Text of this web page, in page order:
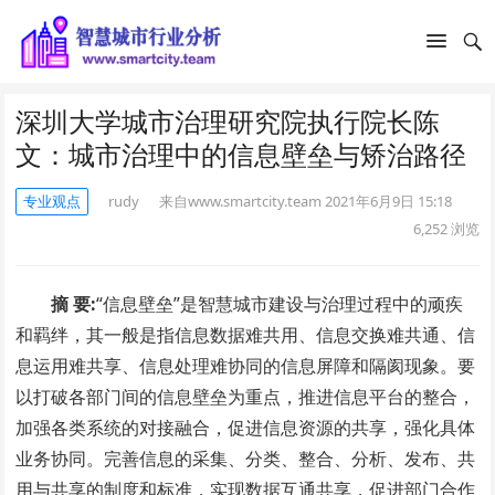
深圳大学城市治理研究院执行院长陈
文：城市治理中的信息壁垒与矫治路径
专业观点 rudy 来自www.smartcity.team 2021年6月9日 15:18
6,252浏览
摘 要:“信息壁垒”是智慧城市建设与治理过程中的顽疾
和羁绊，其一般是指信息数据难共用、信息交换难共通、信
息运用难共享、信息处理难协同的信息屏障和隔阂现象。要
以打破各部门间的信息壁垒为重点，推进信息平台的整合，
加强各类系统的对接融合，促进信息资源的共享，强化具体
业务协同。完善信息的采集、分类、整合、分析、发布、共
用与共享的制度和标准，实现数据互通共享，促进部门合作